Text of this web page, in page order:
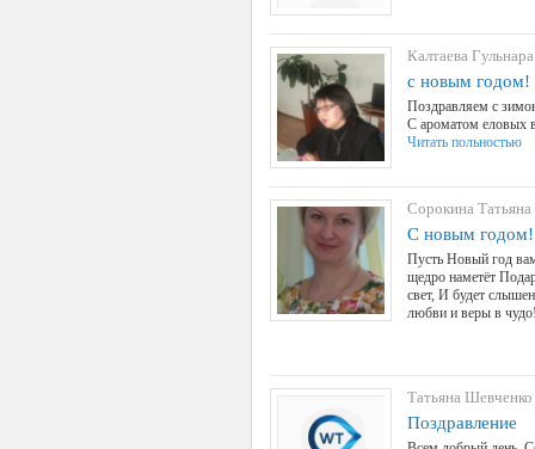
Калтаева
с новым годом!
Поздравляем с
С ароматом еловых
Читать польностью
Сорокина
С новым годом!
Пусть Новый год вам
щедро наметёт
свет, И будет
любви и веры в
Татьяна Шевченко
Поздравление